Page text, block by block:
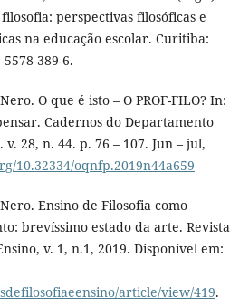
perspectivas filosóficas e
na educação escolar. Curitiba:
5578-389-6.
O que é isto – O PROF-FILO? In:
Cadernos do Departamento
v. 28, n. 44. p. 76 – 107. Jun – jul,
10.32334/oqnfp.2019n44a659
Ensino de Filosofia como
brevíssimo estado da arte. Revista
v. 1, n.1, 2019. Disponível em:
article/view/419.